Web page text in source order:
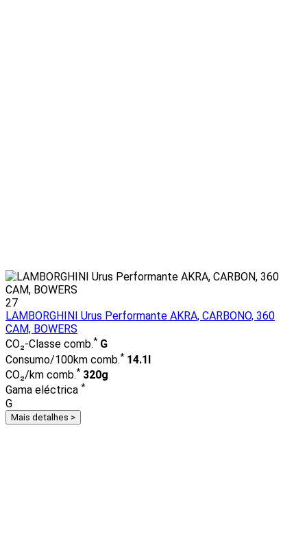
27
LAMBORGHINI Urus Performante AKRA, CARBONO, 360
CAM, BOWERS
CO₂-Classe comb.* G
Consumo/100km comb.* 14.1l
CO₂/km comb.* 320g
Gama eléctrica *
G
Mais detalhes >